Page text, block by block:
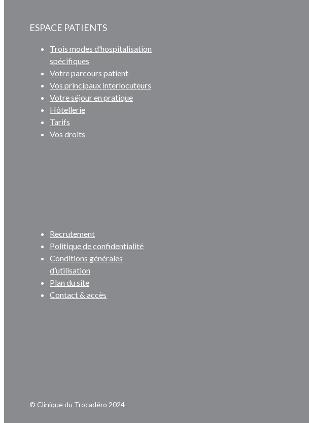
ESPACE PATIENTS
Trois modes d’hospitalisation
spécifiques
Votre parcours patient
Vos principaux interlocuteurs
Votre séjour en pratique
Hôtellerie
Tarifs
Vos droits
Recrutement
Politique de confidentialité
Conditions générales
d’utilisation
Plan du site
Contact & accès
© Clinique du Trocadéro 2024